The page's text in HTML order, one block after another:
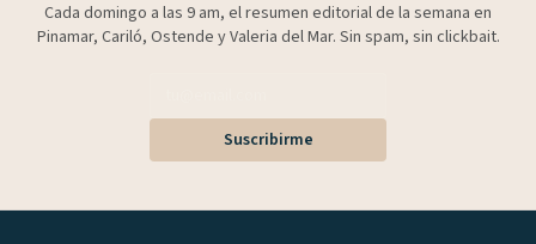
Cada domingo a las 9 am, el resumen editorial de la semana en
Pinamar, Cariló, Ostende y Valeria del Mar. Sin spam, sin clickbait.
Suscribirme